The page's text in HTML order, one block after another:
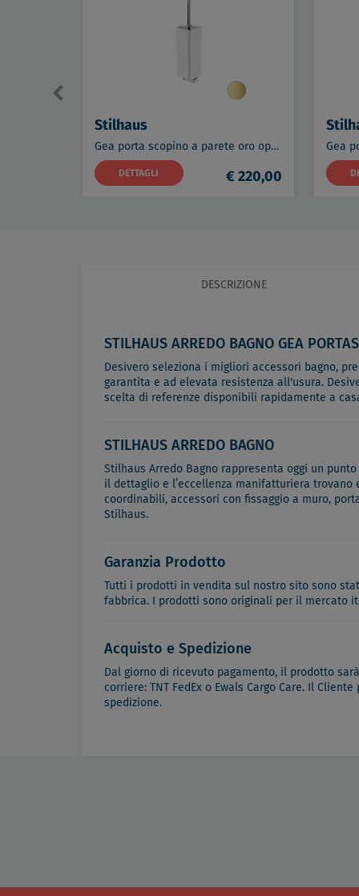
Stilhaus
Gea porta scopino a parete oro opaco codice prod: 000GE039M18
DETTAGLI € 220,00
DESCRIZIONE
STILHAUS ARREDO BAGNO GEA
Desivero seleziona i migliori accessori bagno,
garantita e ad elevata resistenza all'usura.
scelta di referenze disponibili rapidamente a
STILHAUS ARREDO BAGNO
Stilhaus Arredo Bagno rappresenta oggi un
il dettaglio e l’eccellenza manifatturiera
coordinabili, accessori con fissaggio a muro,
Stilhaus.
Garanzia Prodotto
Tutti i prodotti in vendita sul nostro sito sono
fabbrica. I prodotti sono originali per il mercato
Acquisto e Spedizione
Dal giorno di ricevuto pagamento, il prodotto
corriere: TNT FedEx o Ewals Cargo Care. Il
spedizione.